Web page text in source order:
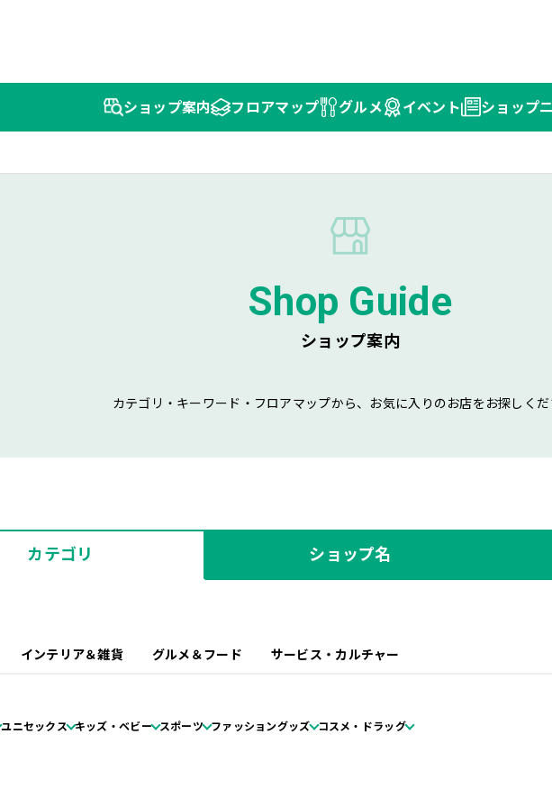
ショップ案内 フロアマップ グルメ イベント ショップ
Shop Guide
ショップ案内
カテゴリ・キーワード・フロアマップから、お気に入りのお店をお探しくだ
カテゴリ ショップ名
インテリア＆雑貨 グルメ＆フード サービス・カルチャー
ユニセックス キッズ・ベビー スポーツ ファッショングッズ コスメ・ドラッグ